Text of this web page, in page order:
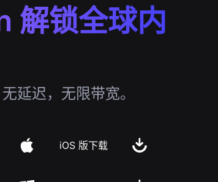
解锁全球内
延迟，无限带宽。
iOS 版下载